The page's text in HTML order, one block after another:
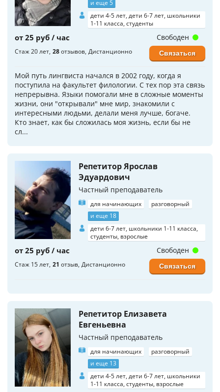
и еще 5
дети 4-5 лет, дети 6-7 лет, школьники
1-11 класса, студенты
от 25 руб / час
Стаж 20 лет 28отзывов Дистанционно
Мой путь лингвиста начался в 2002 году, когда я
поступила на факультет филологии. С тех пор эта связь
непрерывна. Языки помогали мне в сложные моменты
жизни, они "открывали" мне мир, знакомили с
интересными людьми, делали меня лучше, богаче.
Кто знает, как бы сложилась моя жизнь, если бы не
сл...
Свободен
Связаться
Репетитор Ярослав
Эдуардович
Частный преподаватель
для начинающих
разговорный
и еще 18
дети 6-7 лет, школьники 1-11 класса,
студенты, взрослые
от 25 руб / час
Стаж 15 лет 21 отзыв Дистанционно
Свободен
Связаться
Репетитор Елизавета
Евгеньевна
Частный преподаватель
для начинающих
разговорный
и еще 13
дети 4-5 лет, дети 6-7 лет, школьники
1-11 класса, студенты, взрослые